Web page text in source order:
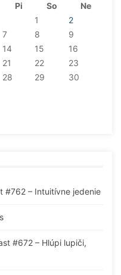
Pi So
Ne
1
2
7 8
9
14 15
16
21 22
23
28 29
30
#762 – Intuitívne jedenie
#672 – Hlúpi lupiči,